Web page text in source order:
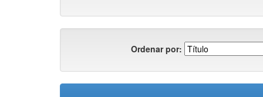
Ordenar por: